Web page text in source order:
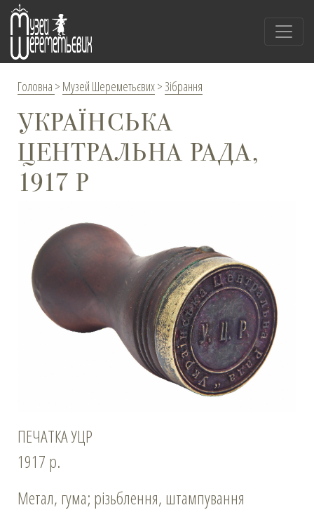
Головна > Музей Шереметьєвих>Зібрання
УКРАЇНСЬКА
ЦЕНТРАЛЬНА РАДА,
1917 Р
ПЕЧАТКА УЦР
1917 р.
Метал, гума; різьблення, штампування